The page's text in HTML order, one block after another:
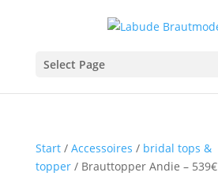
Select Page
Start/ Accessoires / bridal tops &
topper/ Brauttopper Andie – 539€